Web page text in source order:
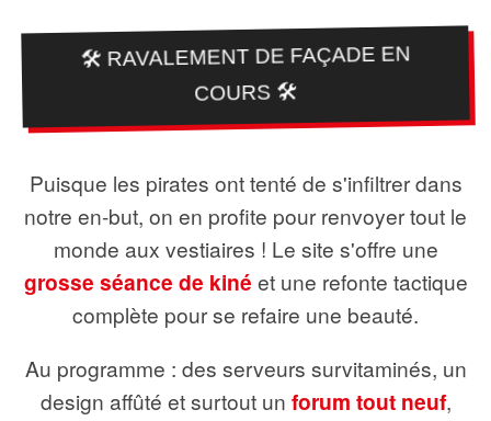
🛠️ RAVALEMENT DE FAÇADE EN
COURS 🛠️
Puisque les pirates ont tenté de s'infiltrer dans
notre en-but, on en profite pour renvoyer tout le
monde aux vestiaires ! Le site s'offre une
grosse séance de kiné et une refonte tactique
complète pour se refaire une beauté.
Au programme : des serveurs survitaminés, un
design affûté et surtout un forum tout neuf,